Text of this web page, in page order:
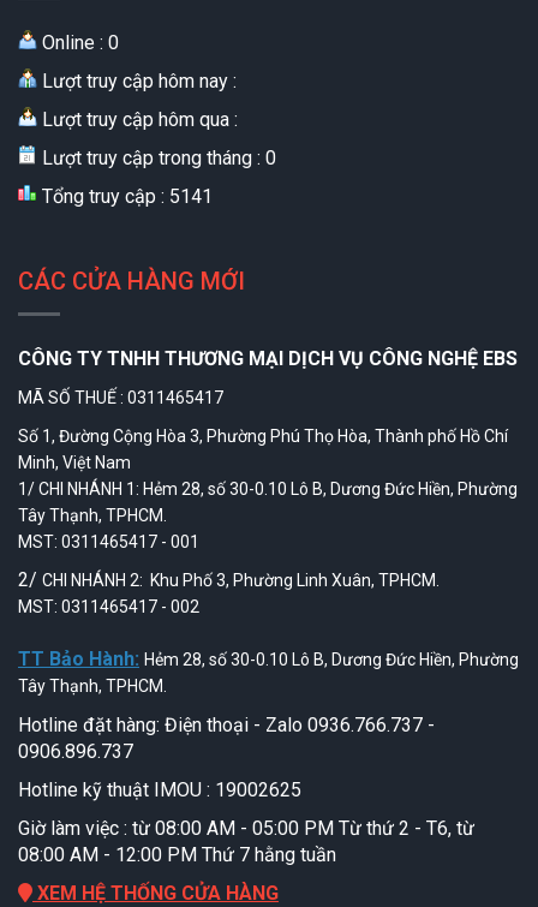
Online : 0
Lượt truy cập hôm nay :
Lượt truy cập hôm qua :
Lượt truy cập trong tháng : 0
Tổng truy cập : 5141
CÁC CỬA HÀNG MỚI
CÔNG TY TNHH THƯƠNG MẠI DỊCH VỤ CÔNG NGHỆ EBS
MÃ SỐ THUẾ : 0311465417
Số 1, Đường Cộng Hòa 3, Phường Phú Thọ Hòa, Thành phố Hồ Chí
Minh, Việt Nam
1/ CHI NHÁNH 1: Hẻm 28, số 30-0.10 Lô B, Dương Đức Hiền, Phường
Tây Thạnh, TPHCM.
MST: 0311465417 - 001
2/ CHI NHÁNH 2: Khu Phố 3, Phường Linh Xuân, TPHCM.
MST: 0311465417 - 002
TT Bảo Hành: Hẻm 28, số 30-0.10 Lô B, Dương Đức Hiền, Phường
Tây Thạnh, TPHCM.
Hotline đặt hàng: Điện thoại - Zalo 0936.766.737 -
0906.896.737
Hotline kỹ thuật IMOU : 19002625
Giờ làm việc : từ 08:00 AM - 05:00 PM Từ thứ 2 - T6, từ
08:00 AM - 12:00 PM Thứ 7 hằng tuần
XEM HỆ THỐNG CỬA HÀNG